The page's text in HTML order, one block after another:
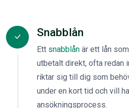
Snabblån
Ett snabblån är ett lån
utbetalt direkt, ofta redan
riktar sig till dig som
under en kort tid och vill
ansökningsprocess.